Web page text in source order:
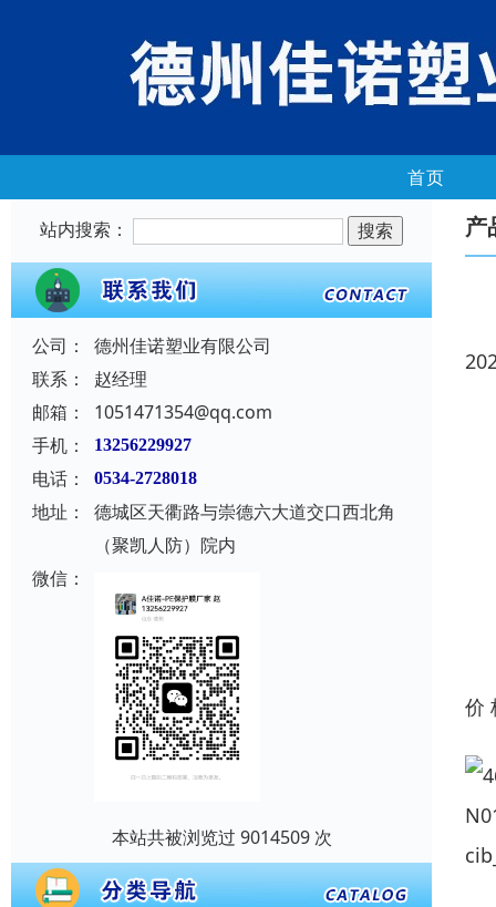
首页
站内搜索：
公司：
德州佳诺塑业有限公司
联系：
赵经理
邮箱：
1051471354@qq.com
手机：
13256229927
电话： 0534-2728018
地址：
德城区天衢路与崇德六大道交口西北角
（聚凯人防）院内
微信：
本站共被浏览过 9014509 次
产
价